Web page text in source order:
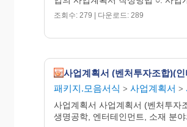
조회수: 279 | 다운로드: 289
패키지.모음서식 > 사업계획서 >
사업계획서 사업계획서 (벤처투자
생명공학, 엔터테인먼트, 소재 분